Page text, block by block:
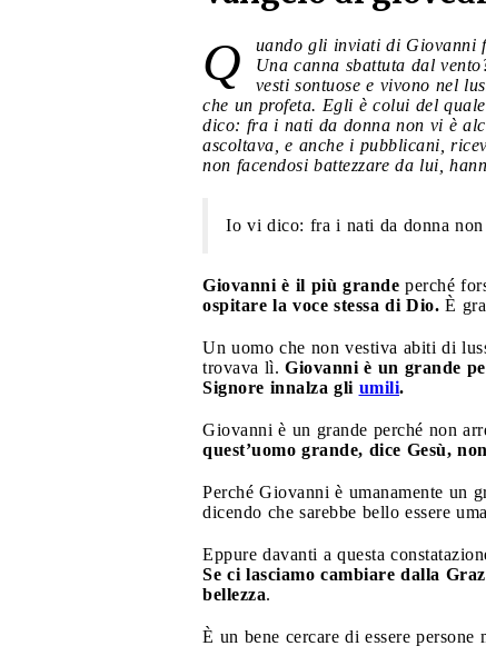
Q
uando gli inviati di Giovanni
Una canna sbattuta dal
vesti sontuose e vivono nel
che un profeta. Egli è colui del
dico: fra i nati da donna non vi è
ascoltava, e anche i pubblicani,
non facendosi battezzare da lui,
Io vi dico: fra i nati da donna
Giovanni è il più grande perché
ospitare la voce stessa di Dio. È
Un uomo che non vestiva abiti di
trovava lì. Giovanni è un grande
Signore innalza gli umili.
Giovanni è un grande perché non
quest’uomo grande, dice Gesù,
Perché Giovanni è umanamente un
dicendo che sarebbe bello essere
Eppure davanti a questa
Se ci lasciamo cambiare dalla
bellezza.
È un bene cercare di essere